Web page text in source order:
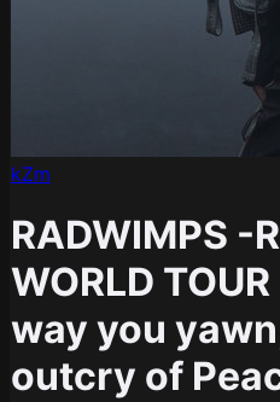
kZm
RADWIMPS -
WORLD
way you
outcry of